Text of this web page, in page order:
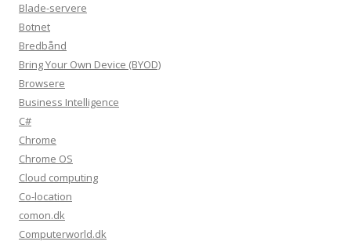
Blade-servere
Botnet
Bredbånd
Bring Your Own Device (BYOD)
Browsere
Business Intelligence
C#
Chrome
Chrome OS
Cloud computing
Co-location
comon.dk
Computerworld.dk